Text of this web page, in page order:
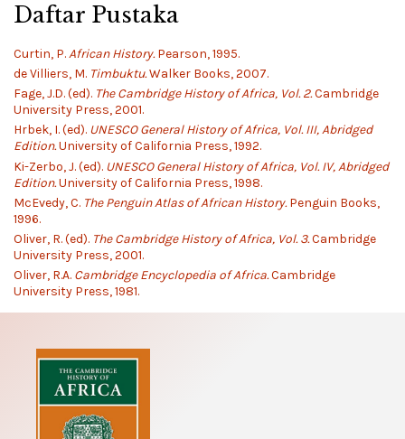
Daftar Pustaka
Curtin, P.African History.Pearson, 1995.
de Villiers, M. Timbuktu.Walker Books, 2007.
Fage, J.D. (ed). The Cambridge History of Africa, Vol. 2.Cambridge
University Press, 2001.
Hrbek, I. (ed). UNESCO General History of Africa, Vol. III, Abridged
Edition.University of California Press, 1992.
Ki-Zerbo, J. (ed). UNESCO General History of Africa, Vol. IV, Abridged
Edition.University of California Press, 1998.
McEvedy, C. The Penguin Atlas of African History.Penguin Books,
1996.
Oliver, R. (ed). The Cambridge History of Africa, Vol. 3.Cambridge
University Press, 2001.
Oliver, R.A. Cambridge Encyclopedia of Africa.Cambridge
University Press, 1981.